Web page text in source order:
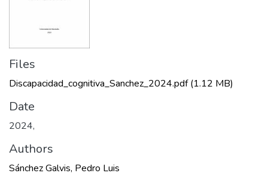
Files
Discapacidad_cognitiva_Sanchez_2024.pdf(1.12 MB)
Date
2024,
Authors
Sánchez Galvis, Pedro Luis